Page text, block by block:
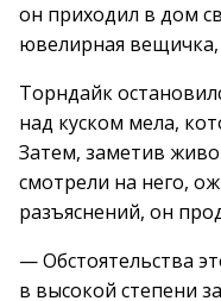
он приходил в дом
ювелирная вещичка,
Торндайк
над куском мела,
Затем, заметив
смотрели на него,
разъяснений, он
— Обстоятельства
в высокой степени